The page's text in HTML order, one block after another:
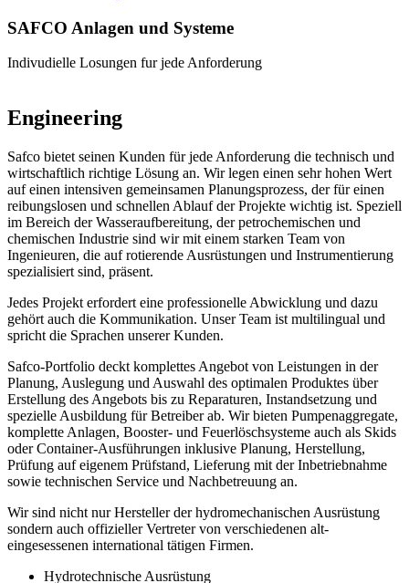
SAFCO Anlagen und Systeme
Indivudielle Losungen fur jede Anforderung
Engineering
Safco bietet seinen Kunden für jede Anforderung die technisch und
wirtschaftlich richtige Lösung an. Wir legen einen sehr hohen Wert
auf einen intensiven gemeinsamen Planungsprozess, der für einen
reibungslosen und schnellen Ablauf der Projekte wichtig ist. Speziell
im Bereich der Wasseraufbereitung, der petrochemischen und
chemischen Industrie sind wir mit einem starken Team von
Ingenieuren, die auf rotierende Ausrüstungen und Instrumentierung
spezialisiert sind, präsent.
Jedes Projekt erfordert eine professionelle Abwicklung und dazu
gehört auch die Kommunikation. Unser Team ist multilingual und
spricht die Sprachen unserer Kunden.
Safco-Portfolio deckt komplettes Angebot von Leistungen in der
Planung, Auslegung und Auswahl des optimalen Produktes über
Erstellung des Angebots bis zu Reparaturen, Instandsetzung und
spezielle Ausbildung für Betreiber ab. Wir bieten Pumpenaggregate,
komplette Anlagen, Booster- und Feuerlöschsysteme auch als Skids
oder Container-Ausführungen inklusive Planung, Herstellung,
Prüfung auf eigenem Prüfstand, Lieferung mit der Inbetriebnahme
sowie technischen Service und Nachbetreuung an.
Wir sind nicht nur Hersteller der hydromechanischen Ausrüstung
sondern auch offizieller Vertreter von verschiedenen alt-
eingesessenen international tätigen Firmen.
Hydrotechnische Ausrüstung